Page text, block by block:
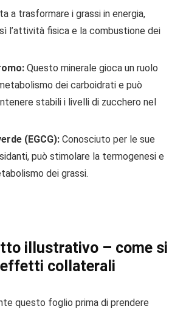
a trasformare i grassi in energia,
l’attività fisica e la combustione dei
Questo minerale gioca un ruolo
dei carboidrati e può
stabili i livelli di zucchero nel
(EGCG): Conosciuto per le sue
può stimolare la termogenesi e
dei grassi.
illustrativo – come si
collaterali
questo foglio prima di prendere